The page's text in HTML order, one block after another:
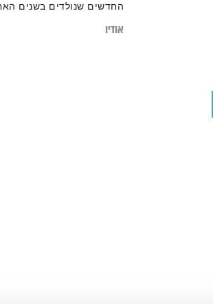
החדשים שנולדים בשנים
אודיו